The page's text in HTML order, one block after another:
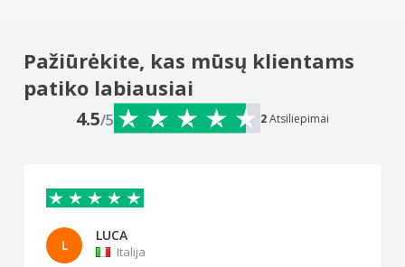
Pažiūrėkite, kas mūsų klientams
patiko labiausiai
4.5/5 2Atsiliepimai
L
LUCA
Italija